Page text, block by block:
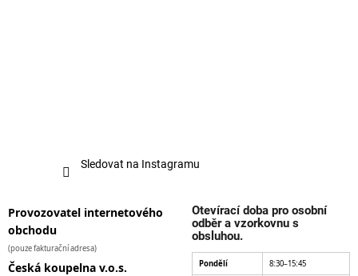
Sledovat na Instagramu
Provozovatel internetového
obchodu
(pouze fakturační adresa)
Česká koupelna v.o.s.
Otevírací doba pro osobní
odběr a vzorkovnu s
obsluhou.
Pondělí 8:30–15:45